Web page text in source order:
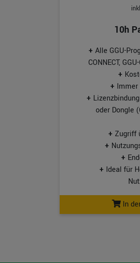
10h
Alle GGU-
CONNECT,
Immer
oder Dongle
Zugriff
Ideal für
In